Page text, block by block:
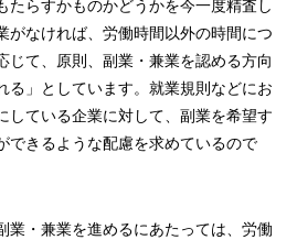
たらすかものかどうかを今一度精査し
がなければ、労働時間以外の時間につ
じて、原則、副業・兼業を認める方向
る」としています。就業規則などにお
している企業に対して、副業を希望す
できるような配慮を求めているので
業・兼業を進めるにあたっては、労働